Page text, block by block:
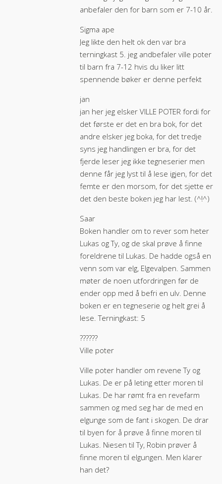
anbefaler den for barn som er 7-10 år.
Sigma ape
Jeg likte den helt ok den var bra
terningkast 5. jeg andbefaler ville poter
til barn fra 7-12 hvis du liker litt
spennende bøker er denne perfekt
jan
jan her jeg elsker VILLE POTER fordi for
det første er det en bra bok, for det
andre elsker jeg boka, for det tredje
syns jeg handlingen er bra, for det
fjerde leser jeg ikke tegneserier men
denne får jeg lyst til å lese igjen, for det
femte er den morsom, for det sjette er
det den beste boken jeg har lest. (^!^)
Saar
Boken handler om to rever som heter
Lukas og Ty, og de skal prøve å finne
foreldrene til Lukas. De hadde også en
venn som var elg, Elgevalpen. Sammen
møter de noen utfordringen før de
ender opp med å befri en ulv. Denne
boken er en tegneserie og helt grei å
lese. Terningkast: 5
??️??️??
Ville poter
Ville poter handler om revene Ty og
Lukas. De er på leting etter moren til
Lukas. De har rømt fra en revefarm
sammen og med seg har de med en
elgunge som de fant i skogen. De drar
til byen for å prøve å finne moren til
Lukas. Niesen til Ty, Robin prøver å
finne moren til elgungen. Men klarer
han det?